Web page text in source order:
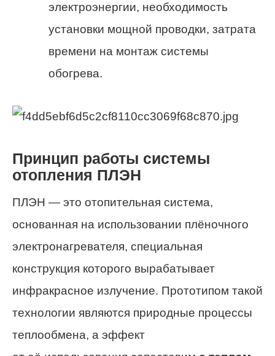
электроэнергии, необходимость
установки мощной проводки, затрата
времени на монтаж системы
обогрева.
Принцип работы системы
отопления ПЛЭН
ПЛЭН — это отопительная система,
основанная на использовании плёночного
электронагревателя, специальная
конструкция которого вырабатывает
инфракрасное излучение. Прототипом такой
технологии являются природные процессы
теплообмена, а эффект